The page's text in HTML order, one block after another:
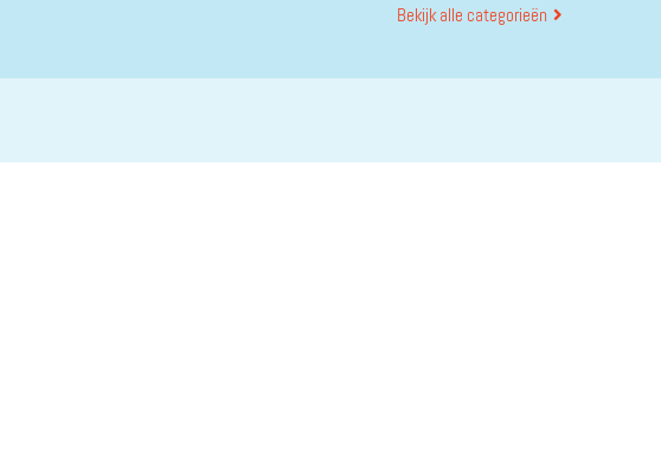
Bekijk alle categorieën